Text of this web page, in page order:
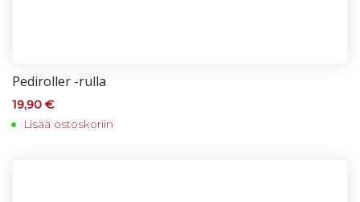
Pe­di­rol­ler -rul­la
19,90 €
Lisää ostoskoriin